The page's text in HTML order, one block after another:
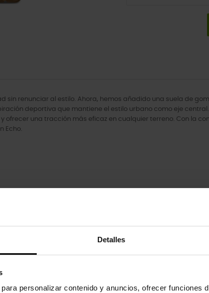
Detalles
personalizar contenido y anuncios, ofrecer funciones
sin renunciar al estilo. Ahora, hemos añadido una suela de
deportiva que mantiene el estilo urbano como eje
ofrecer una tracción más eficaz en cualquier terreno. Con la
Echo.
innovadora.
también han comprado: